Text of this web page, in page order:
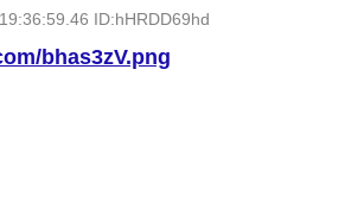
ID:hHRDD69hd
bhas3zV.png